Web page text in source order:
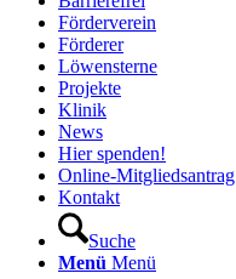
Förderverein
Förderer
Löwensterne
Projekte
Klinik
News
Hier spenden!
Online-Mitgliedsantrag
Kontakt
Suche
Menü Menü